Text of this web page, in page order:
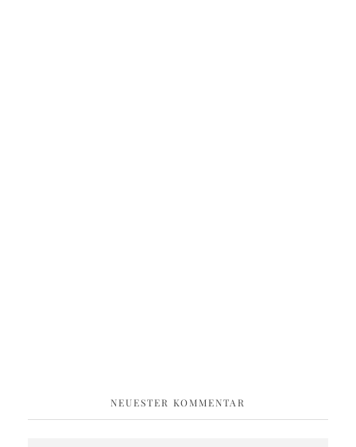
NEUESTER KOMMENTAR